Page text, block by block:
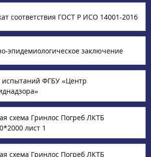
соответствия ГОСТ Р ИСО 14001-2016
эпидемиологическое заключение
испытаний ФГБУ «‎Центр
схема Гринлос Погреб ЛКТБ
лист 1
схема Гринлос Погреб ЛКТБ